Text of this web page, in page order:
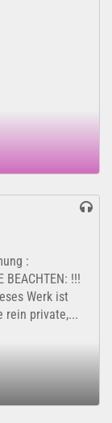
:
!!!
Werk ist
rein private,...